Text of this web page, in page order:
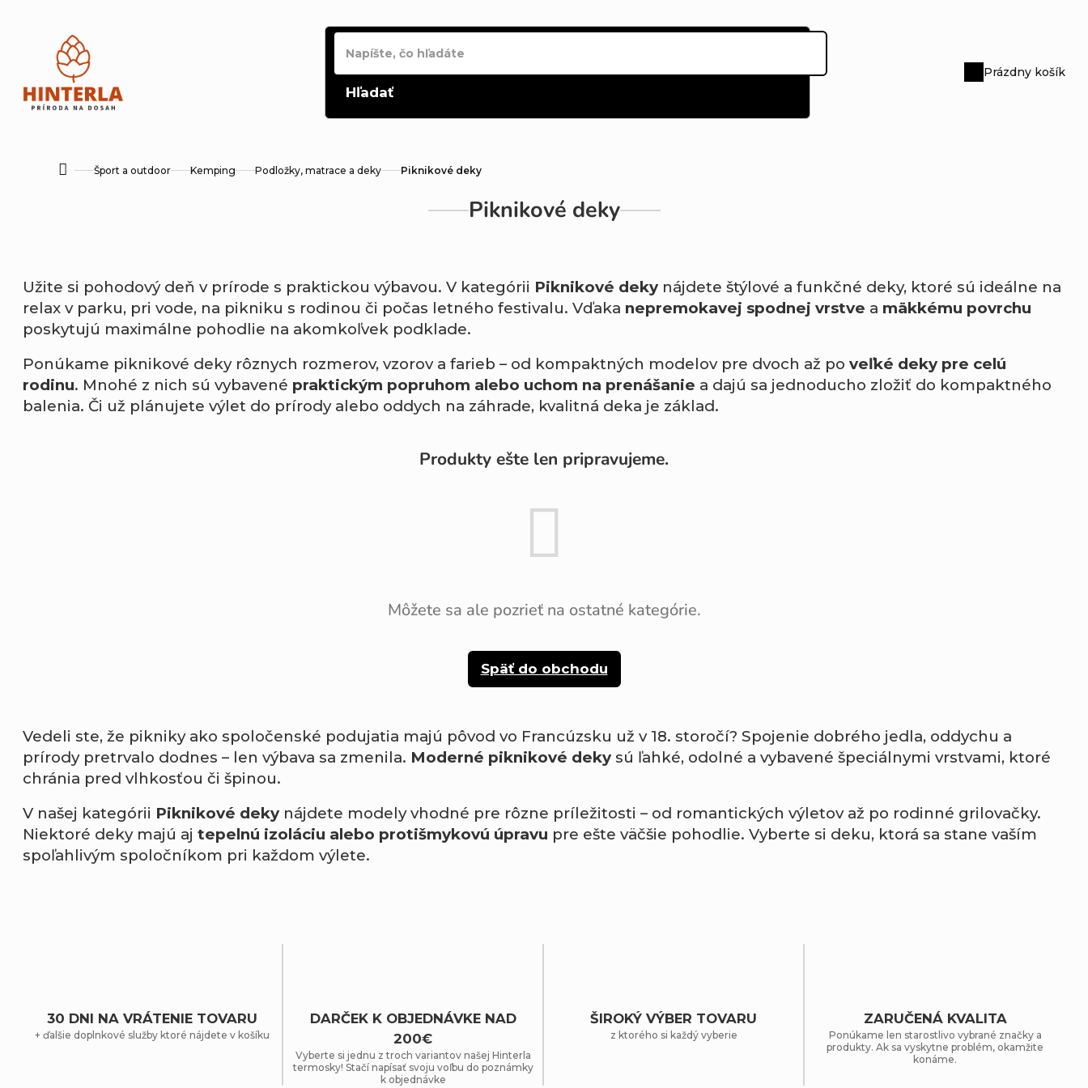
Hľadať
Nákupný
Prázdny košík
DomovŠport a outdoor Kemping Podložky, matrace a deky Piknikové deky
Piknikové deky
Užite si pohodový deň v prírode s praktickou výbavou. V kategórii Piknikové dekynájdete štýlové a funkčné deky, ktoré sú ideálne na
relax v parku, pri vode, na pikniku s rodinou či počas letného festivalu. Vďaka nepremokavej spodnej vrstve a mäkkému povrchu
poskytujú maximálne pohodlie na akomkoľvek podklade.
Ponúkame piknikové deky rôznych rozmerov, vzorov a farieb – od kompaktných modelov pre dvoch až po veľké deky pre celú
rodinu. Mnohé z nich sú vybavené praktickým popruhom alebo uchom na prenášanie a dajú sa jednoducho zložiť do kompaktného
balenia. Či už plánujete výlet do prírody alebo oddych na záhrade, kvalitná deka je základ.
Produkty ešte len pripravujeme.
Môžete sa ale pozrieť na ostatné kategórie.
Späť do obchodu
Vedeli ste, že pikniky ako spoločenské podujatia majú pôvod vo Francúzsku už v 18. storočí? Spojenie dobrého jedla, oddychu a
prírody pretrvalo dodnes – len výbava sa zmenila. Moderné piknikové dekysú ľahké, odolné a vybavené špeciálnymi vrstvami, ktoré
chránia pred vlhkosťou či špinou.
V našej kategórii Piknikové dekynájdete modely vhodné pre rôzne príležitosti – od romantických výletov až po rodinné grilovačky.
Niektoré deky majú aj tepelnú izoláciu alebo protišmykovú úpravu pre ešte väčšie pohodlie. Vyberte si deku, ktorá sa stane vaším
spoľahlivým spoločníkom pri každom výlete.
30 DNI NA VRÁTENIE TOVARU
+ ďalšie doplnkové služby ktoré nájdete v košíku
DARČEK K OBJEDNÁVKE NAD
200€
Vyberte si jednu z troch variantov našej Hinterla
termosky! Stačí napísať svoju voľbu do poznámky
k objednávke
ŠIROKÝ VÝBER TOVARU
z ktorého si každý vyberie
ZARUČENÁ KVALITA
Ponúkame len starostlivo vybrané značky a
produkty. Ak sa vyskytne problém, okamžite
konáme.